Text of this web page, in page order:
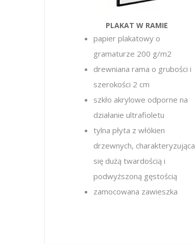
PLAKAT W RAMIE
papier plakatowy o
gramaturze 200 g/m2
drewniana rama o grubości i
szerokości 2 cm
szkło akrylowe odporne na
działanie ultrafioletu
tylna płyta z włókien
drzewnych, charakteryzująca
się dużą twardością i
podwyższoną gęstością
zamocowana zawieszka